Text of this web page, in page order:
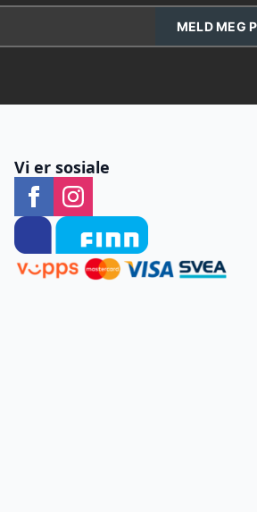
MELD MEG
Vi er sosiale